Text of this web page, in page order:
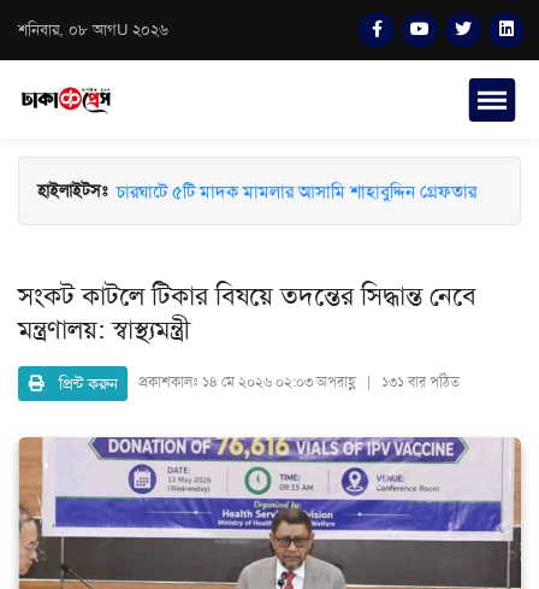
শনিবার, ০৮ আগU ২০২৬
হাইলাইটসঃ চারঘাটে ৫টি মাদক মামলার আসামি শাহাবুদ্দিন গ্রেফতার
সংকট কাটলে টিকার বিষয়ে তদন্তের সিদ্ধান্ত নেবে
মন্ত্রণালয়: স্বাস্থ্যমন্ত্রী
প্রিন্ট করুন প্রকাশকালঃ ১৪ মে ২০২৬ ০২:০৩ অপরাহ্ণ | ১৩১ বার পঠিত